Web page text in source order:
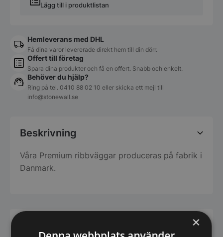
Lägg till i produktlistan
Hemleverans med DHL
Få dina varor levererade direkt hem till din dörr.
Offert till företag
Spara dina produkter och få en offert. Snabb och enkelt.
Behöver du hjälp?
Ring på tel. 0410 88 02 10 eller skicka ett mejl till
info@stonewall.se
Beskrivning
Våra Premium ribbväggar produceras på fabrik i
Danmark.
×